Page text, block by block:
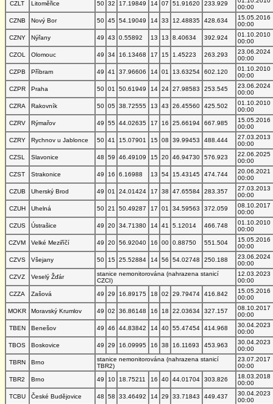
CZLT
Litoměřice 50 32 17.19849 14 07 51.91620 233.929
00:00
CZNB
Nový Bor 50 45 54.19049 14 33 12.48835 428.634
15.05.2016
00:00
CZNY
Nýřany 49 43 0.55892 13 13 8.40634 392.924
01.10.2010
00:00
CZOL
Olomouc 49 34 16.13468 17 15 1.45223 263.293
23.06.2024
00:00
CZPB
Příbram 49 41 37.96606 14 01 13.63254 602.120
01.10.2010
00:00
CZPR
Praha 50 01 50.61949 14 24 27.98583 253.545
23.06.2024
00:00
CZRA
Rakovník 50 05 38.72555 13 43 26.45560 425.502
01.10.2010
00:00
CZRV
Rýmařov 49 55 44.02635 17 16 25.66194 667.985
15.05.2016
00:00
CZRY
Rychnov u Jablonce 50 41 15.07901 15 08 39.99453 488.444
27.03.2013
00:00
CZSL
Slavonice 48 59 46.49109 15 20 46.94730 576.923
22.06.2025
00:00
CZST
Strakonice 49 16 6.16988 13 54 15.43145 474.744
20.06.2021
00:00
CZUB
Uherský Brod 49 01 24.01424 17 38 47.65584 283.357
27.03.2013
00:00
CZUH
Uhelná 50 21 50.49287 17 01 34.59563 372.059
08.10.2017
00:00
CZUS
Ústrašice 49 20 34.71380 14 41 5.12014 466.748
01.10.2010
00:00
CZVM
Velké Meziříčí 49 20 56.92040 16 00 0.88750 551.504
15.05.2016
00:00
CZVS
Všejany 50 15 25.52884 14 56 54.02748 250.188
23.06.2024
00:00
CZVZ
Veselý Žďár
stanice nemonitorována (nahrazena stanicí
CZCI)
12.03.2023
00:00
CZZA
Zašová 49 29 16.89175 18 02 29.79474 416.842
15.05.2016
00:00
MOKR
Moravský Krumlov 49 02 36.86148 16 18 22.03634 327.157
08.10.2017
00:00
TBEN
Benešov 49 46 44.83842 14 40 55.47454 414.968
30.04.2023
00:00
TBOS
Boskovice 49 29 16.09995 16 38 16.11693 453.963
30.04.2023
00:00
TBRN
Brno
stanice nemonitorována (nahrazena stanicí
TBR2)
23.07.2017
00:00
TBR2
Brno 49 10 18.75211 16 40 44.01704 303.826
18.03.2018
00:00
TCBU
České Budějovice 48 58 33.46492 14 29 33.71843 449.437
30.04.2023
00:00